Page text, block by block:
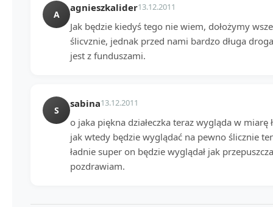
A
agnieszkalider13.12.2011
Jak będzie kiedyś tego nie wiem, dołożymy
ślicvznie, jednak przed nami bardzo długa
jest z funduszami.
S
sabina13.12.2011
o jaka piękna działeczka teraz wygląda w
jak wtedy będzie wyglądać na pewno ślicznie
ładnie super on będzie wyglądał jak
pozdrawiam.